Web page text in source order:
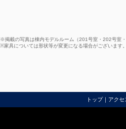
※掲載の写真は棟内モデルルーム（201号室・202号室
※家具については形状等が変更になる場合がございます。
トップ｜ アクセ